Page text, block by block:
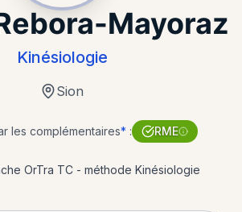
Mayoraz
Kinésiologie
Sion
les complémentaires* : RME
OrTra TC - méthode Kinésiologie